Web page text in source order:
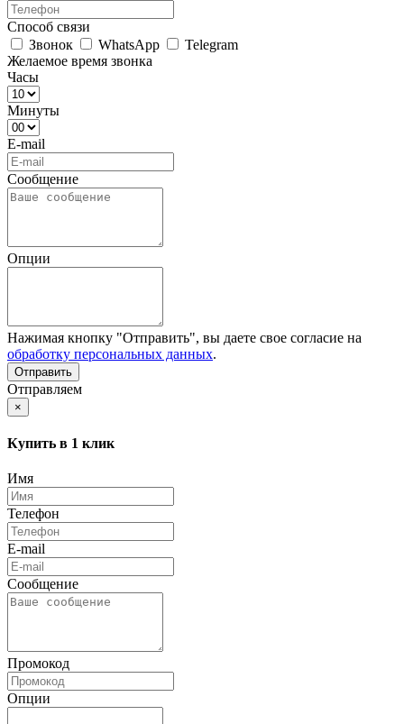
Способ связи
Звонок
WhatsApp
Telegram
Желаемое время звонка
Часы
Минуты
E-mail
Сообщение
Опции
Нажимая кнопку "Отправить", вы даете свое согласие на
обработку персональных данных.
Отправляем
×
Купить в 1 клик
Имя
Телефон
E-mail
Сообщение
Промокод
Опции